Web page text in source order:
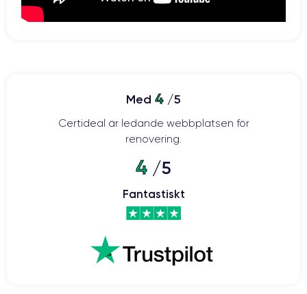
Med 4 /5
Certideal är ledande webbplatsen för
renovering.
4 /5
Fantastiskt